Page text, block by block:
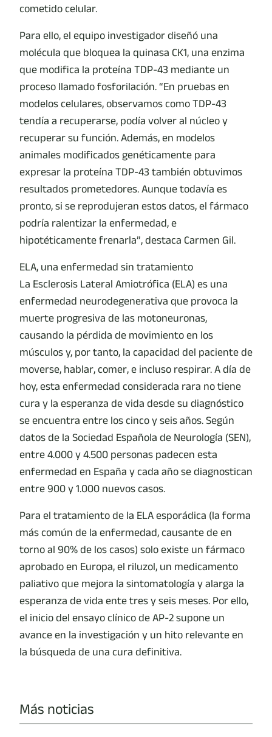
cometido celular.
Para ello, el equipo investigador diseñó una
molécula que bloquea la quinasa CK1, una enzima
que modifica la proteína TDP-43 mediante un
proceso llamado fosforilación. “En pruebas en
modelos celulares, observamos como TDP-43
tendía a recuperarse, podía volver al núcleo y
recuperar su función. Además, en modelos
animales modificados genéticamente para
expresar la proteína TDP-43 también obtuvimos
resultados prometedores. Aunque todavía es
pronto, si se reprodujeran estos datos, el fármaco
podría ralentizar la enfermedad, e
hipotéticamente frenarla”, destaca Carmen Gil.
ELA, una enfermedad sin tratamiento
La Esclerosis Lateral Amiotrófica (ELA) es una
enfermedad neurodegenerativa que provoca la
muerte progresiva de las motoneuronas,
causando la pérdida de movimiento en los
músculos y, por tanto, la capacidad del paciente de
moverse, hablar, comer, e incluso respirar. A día de
hoy, esta enfermedad considerada rara no tiene
cura y la esperanza de vida desde su diagnóstico
se encuentra entre los cinco y seis años. Según
datos de la Sociedad Española de Neurología (SEN),
entre 4.000 y 4.500 personas padecen esta
enfermedad en España y cada año se diagnostican
entre 900 y 1.000 nuevos casos.
Para el tratamiento de la ELA esporádica (la forma
más común de la enfermedad, causante de en
torno al 90% de los casos) solo existe un fármaco
aprobado en Europa, el riluzol, un medicamento
paliativo que mejora la sintomatología y alarga la
esperanza de vida ente tres y seis meses. Por ello,
el inicio del ensayo clínico de AP-2 supone un
avance en la investigación y un hito relevante en
la búsqueda de una cura definitiva.
Más noticias